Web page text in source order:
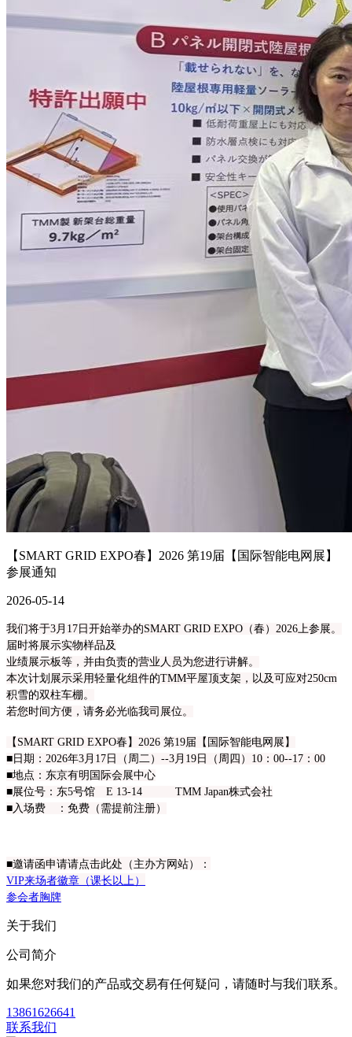
【SMART GRID EXPO春】2026 第19届【国际智能电网展】
参展通知
2026-05-14
我们将于3月17日开始举办的SMART GRID EXPO（春）2026上参展。
届时将展示实物样品及
业绩展示板等，并由负责的营业人员为您进行讲解。
本次计划展示采用轻量化组件的TMM平屋顶支架，以及可应对250cm
积雪的双柱车棚。
若您时间方便，请务必光临我司展位。
【SMART GRID EXPO春】2026 第19届【国际智能电网展】
■日期：2026年3月17日（周二）--3月19日（周四）10：00--17：00
■地点：东京有明国际会展中心
■展位号：东5号馆 E 13-14 TMM Japan株式会社
■入场费 ：免费（需提前注册）
■邀请函申请请点击此处（主办方网站）：
VIP来场者徽章（课长以上）
参会者胸牌
关于我们
公司简介
如果您对我们的产品或交易有任何疑问，请随时与我们联系。
13861626641
联系我们